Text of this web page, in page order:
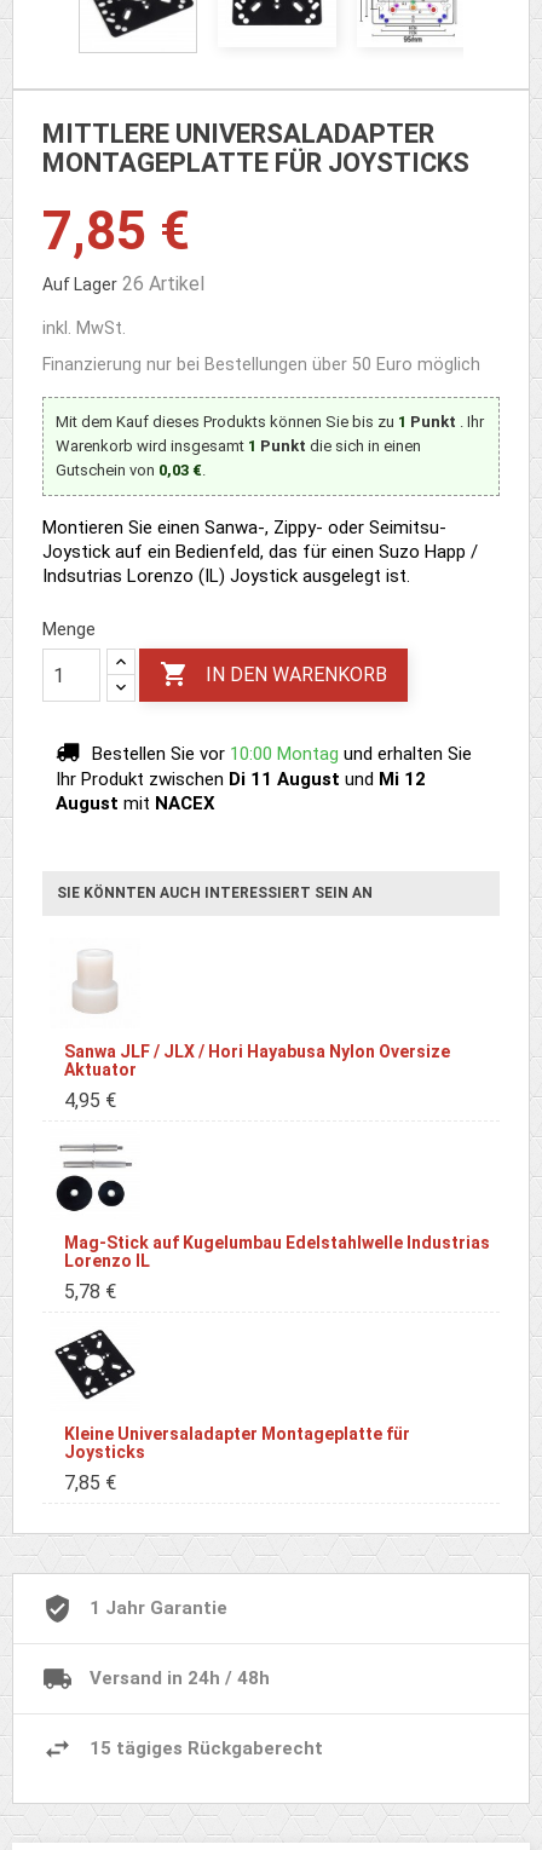
MITTLERE UNIVERSALADAPTER
MONTAGEPLATTE FÜR JOYSTICKS
7,85 €
Auf Lager 26 Artikel
inkl. MwSt.
Finanzierung nur bei Bestellungen über 50 Euro möglich
Mit dem Kauf dieses Produkts können Sie bis zu 1 Punkt . Ihr
Warenkorb wird insgesamt 1 Punkt die sich in einen
Gutschein von 0,03 €.
Montieren Sie einen Sanwa-, Zippy- oder Seimitsu-
Joystick auf ein Bedienfeld, das für einen Suzo Happ /
Indsutrias Lorenzo (IL) Joystick ausgelegt ist.
Menge
 IN DEN WARENKORB
Bestellen Sie vor 10:00 Montag und erhalten Sie
Ihr Produkt zwischen Di 11 August und Mi 12
August mit NACEX
SIE KÖNNTEN AUCH INTERESSIERT SEIN AN
Sanwa JLF / JLX / Hori Hayabusa Nylon Oversize
Aktuator
4,95 €
Mag-Stick auf Kugelumbau Edelstahlwelle Industrias
Lorenzo IL
5,78 €
Kleine Universaladapter Montageplatte für
Joysticks
7,85 €
1 Jahr Garantie
Versand in 24h / 48h
15 tägiges Rückgaberecht